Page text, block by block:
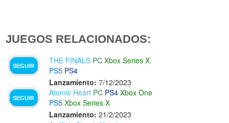
JUEGOS RELACIONADOS:
SEGUIR
THE FINALS PC Xbox Series X
PS5 PS4
Lanzamiento: 7/12/2023
SEGUIR
Atomic Heart PC PS4 Xbox One
PS5 Xbox Series X
Lanzamiento: 21/2/2023